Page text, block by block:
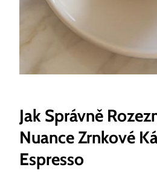
Jak Správně
Nuance Zrnkové
Espresso